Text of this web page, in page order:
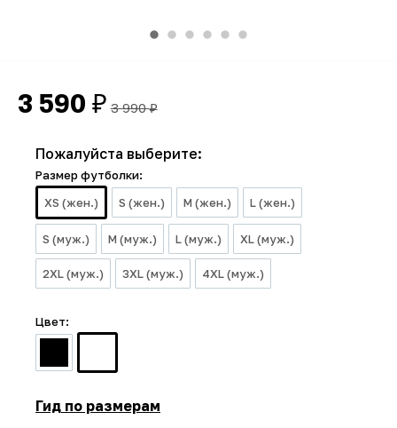
3 590 ₽ 3 990₽
Пожалуйста выберите:
Размер футболки:
XS (жен.)
S (жен.) M (жен.) L (жен.)
S (муж.) M (муж.) L (муж.) XL (муж.)
2XL (муж.) 3XL (муж.) 4XL (муж.)
Цвет:
Гид по размерам